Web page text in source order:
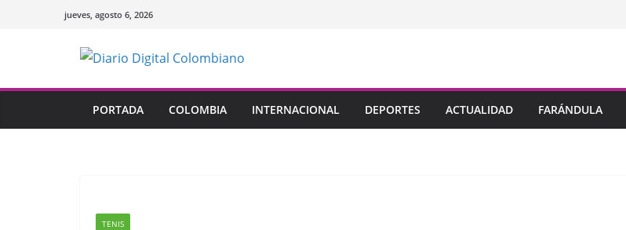
jueves, agosto 6, 2026
PORTADA COLOMBIA INTERNACIONAL DEPORTES ACTUALIDAD FARÁNDULA
TENIS